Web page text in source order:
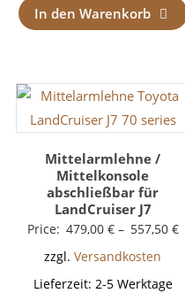
In den Warenkorb
Mittelarmlehne /
Mittelkonsole
abschließbar für
LandCruiser J7
Price: 479,00 €– 557,50 €
zzgl.Versandkosten
Lieferzeit: 2-5 Werktage